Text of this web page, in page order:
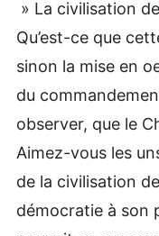
» La civilisation
Qu’est-ce que
sinon la mise en
du
observer, que le
Aimez-vous les
de la civilisation
démocratie à son